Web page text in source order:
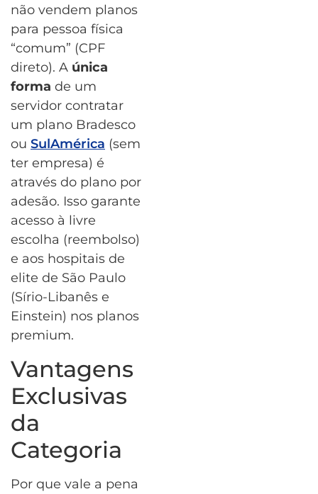
não vendem planos
para pessoa física
“comum” (CPF
direto). A única
forma de um
servidor contratar
um plano Bradesco
ou SulAmérica (sem
ter empresa) é
através do plano por
adesão. Isso garante
acesso à livre
escolha (reembolso)
e aos hospitais de
elite de São Paulo
(Sírio-Libanês e
Einstein) nos planos
premium.
Vantagens
Exclusivas
da
Categoria
Por que vale a pena